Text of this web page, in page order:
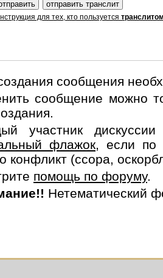
для тех, кто пользуется
сообщения
сообщение можно
участник
флажок, если по
конфликт (ссора,
помощь по форуму.
Нетематический